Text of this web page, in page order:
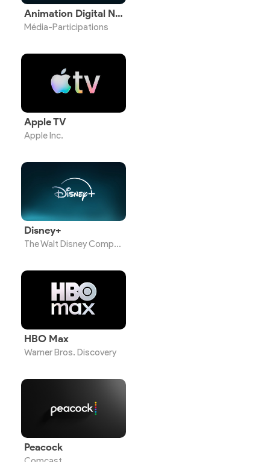
Animation Digital Network
Média-Participations
Apple TV
Apple Inc.
Disney+
The Walt Disney Company
HBO Max
Warner Bros. Discovery
Peacock